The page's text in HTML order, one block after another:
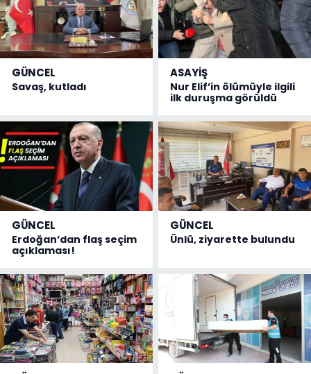
GÜNCEL
Savaş, kutladı
ASAYİŞ
Nur Elif’in ölümüyle ilgili
ilk duruşma görüldü
GÜNCEL
Erdoğan’dan flaş seçim
açıklaması!
GÜNCEL
Ünlü, ziyarette bulundu